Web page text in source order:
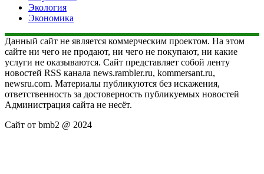
Экология
Экономика
Данный сайт не является коммерческим проектом. На этом
сайте ни чего не продают, ни чего не покупают, ни какие
услуги не оказываются. Сайт представляет собой ленту
новостей RSS канала news.rambler.ru, kommersant.ru,
newsru.com. Материалы публикуются без искажения,
ответственность за достоверность публикуемых новостей
Администрация сайта не несёт.
Сайт от bmb2 @ 2024